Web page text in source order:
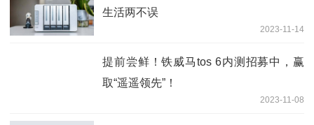
生活两不误
2023-11-14
提前尝鲜！铁威马tos 6内测招募中，赢
取“遥遥领先”！
2023-11-08